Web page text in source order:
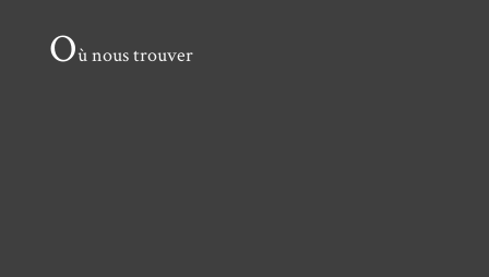
Où nous trouver